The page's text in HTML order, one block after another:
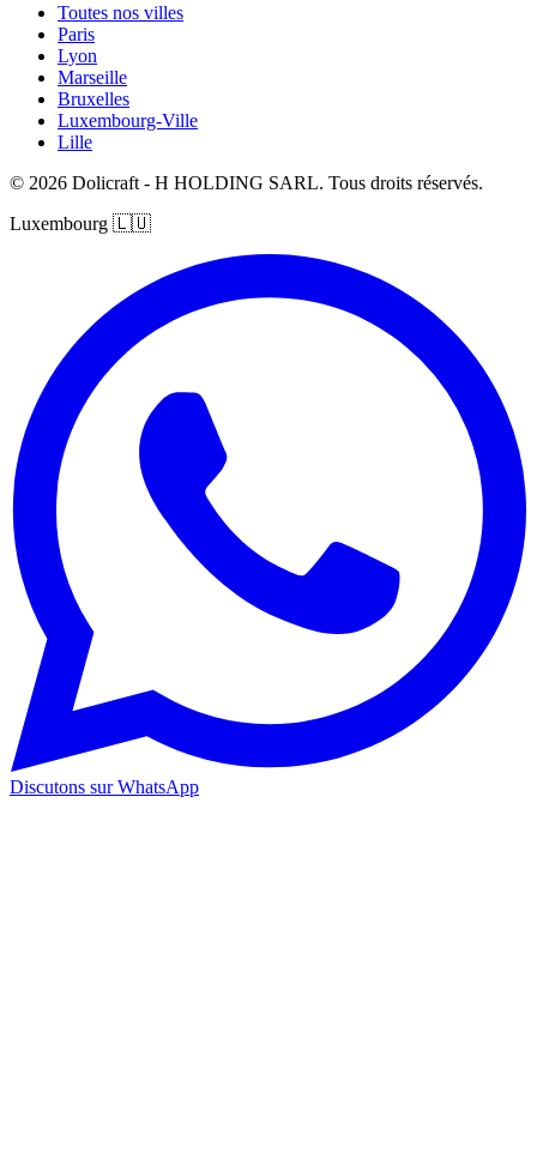
Toutes nos villes
Paris
Lyon
Marseille
Bruxelles
Luxembourg-Ville
Lille
© 2026 Dolicraft - H HOLDING SARL. Tous droits réservés.
Luxembourg 🇱🇺
Discutons sur WhatsApp